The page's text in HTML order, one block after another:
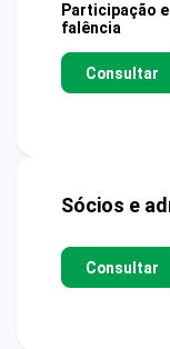
Participação
falência
Consultar
Sócios e
Consultar